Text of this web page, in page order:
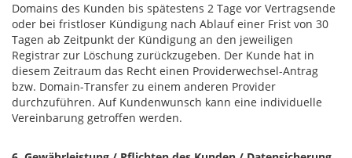
Domains des Kunden bis spätestens 2 Tage vor Vertragsende
oder bei fristloser Kündigung nach Ablauf einer Frist von 30
Tagen ab Zeitpunkt der Kündigung an den jeweiligen
Registrar zur Löschung zurückzugeben. Der Kunde hat in
diesem Zeitraum das Recht einen Providerwechsel-Antrag
bzw. Domain-Transfer zu einem anderen Provider
durchzuführen. Auf Kundenwunsch kann eine individuelle
Vereinbarung getroffen werden.